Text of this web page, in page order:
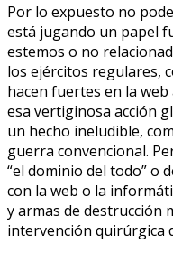
Por lo expuesto no
está jugando un papel
estemos o no
los ejércitos regulares,
hacen fuertes en la
esa vertiginosa acción
un hecho ineludible,
guerra convencional.
“el dominio del todo” o
con la web o la
y armas de destrucción
intervención quirúrgica